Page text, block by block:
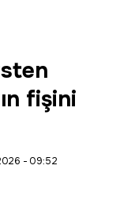
fişini
- 09:52